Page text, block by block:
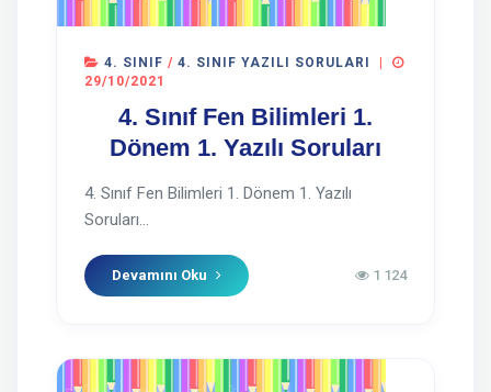
4. SINIF / 4. SINIF YAZILI SORULARI
29/10/2021
4. Sınıf Fen Bilimleri 1.
Dönem 1. Yazılı Soruları
4. Sınıf Fen Bilimleri 1. Dönem 1. Yazılı
Soruları...
Devamını Oku 1 124